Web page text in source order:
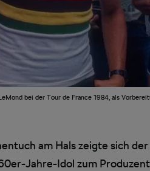
bei der Tour de France 1984, als
am Hals zeigte sich
Jahre-Idol zum